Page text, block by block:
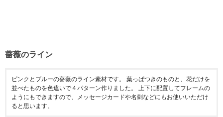
薔薇のライン
ピンクとブルーの薔薇のライン素材です。 葉っぱつきのものと、花だけを
並べたものを色違いで４パターン作りました。 上下に配置してフレームの
ようにもできますので、メッセージカードや名刺などにもお使いいただけ
ると思います。